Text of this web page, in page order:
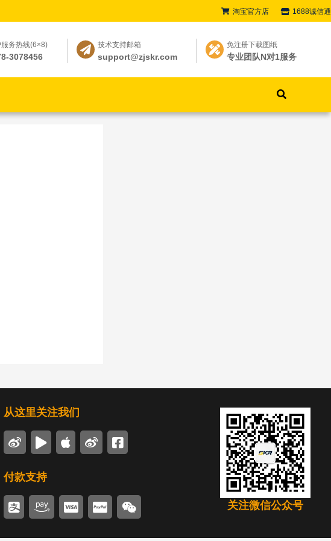
淘宝官方店 1688诚信通
务热线(6×8)
3078456
技术支持邮箱
support@zjskr.com
免注册下载图纸
专业团队N对1服务
从这里关注我们
付款支持
关注微信公众号